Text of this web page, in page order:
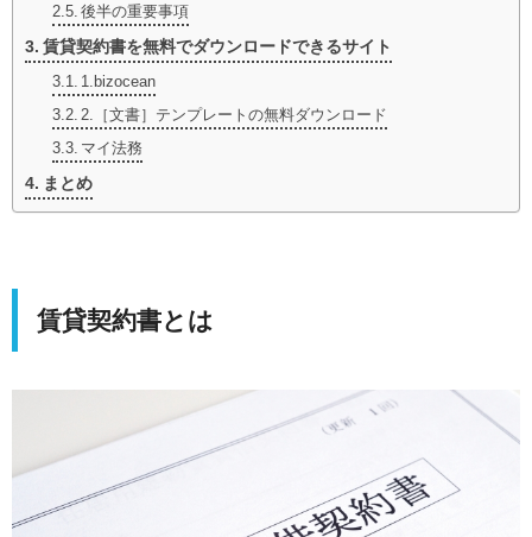
後半の重要事項
賃貸契約書を無料でダウンロードできるサイト
1.bizocean
2.［文書］テンプレートの無料ダウンロード
マイ法務
まとめ
賃貸契約書とは